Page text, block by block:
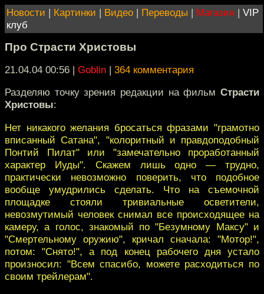
Новости | Картинки | Видео | Переводы | Магазин | VIP
клуб
Про Страсти Христовы
21.04.04 00:56 | Goblin | 364 комментария
Разделяю точку зрения редакции на фильм Страсти
Христовы:
Нет никакого желания бросаться фразами "грамотно
вписанный Сатана", "колоритный и правдоподобный
Понтий Пилат" или "замечательно проработанный
характер Иуды". Скажем лишь одно — трудно,
практически невозможно поверить, что подобное
вообще умудрились сделать. Что на съемочной
площадке стояли тривиальные осветители,
невозмутимый человек снимал все происходящее на
камеру, а голос, знакомый по "Безумному Максу" и
"Смертельному оружию", кричал сначала: "Мотор!",
потом: "Снято!", а под конец рабочего дня устало
произносил: "Всем спасибо, можете расходиться по
своим трейлерам".